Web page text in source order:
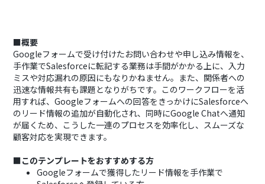
■概要
Googleフォームで受け付けたお問い合わせや申し込み情報を、
手作業でSalesforceに転記する業務は手間がかかる上に、入力
ミスや対応漏れの原因にもなりかねません。また、関係者への
迅速な情報共有も課題となりがちです。このワークフローを活
用すれば、Googleフォームへの回答をきっかけにSalesforceへ
のリード情報の追加が自動化され、同時にGoogle Chatへ通知
が届くため、こうした一連のプロセスを効率化し、スムーズな
顧客対応を実現できます。
■このテンプレートをおすすめする方
Googleフォームで獲得したリード情報を手作業で